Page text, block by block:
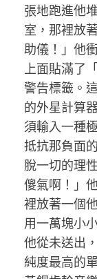
張地跑進他
室，那裡放
助儀！」他
上面貼滿了
警告標籤。
的外星計算
須輸入一種
抵抗那負面
脫一切的理
傻氣啊！」
裡放著一個
用一萬塊小
他從未送出
純度最高的